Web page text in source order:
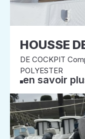
HOUSSE
DE COCKPIT
POLYESTER
en savoir